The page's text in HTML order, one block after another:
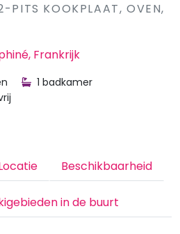
PITS KOOKPLAAT, OVEN,
Frankrijk
1 badkamer
Beschikbaarheid
in de buurt